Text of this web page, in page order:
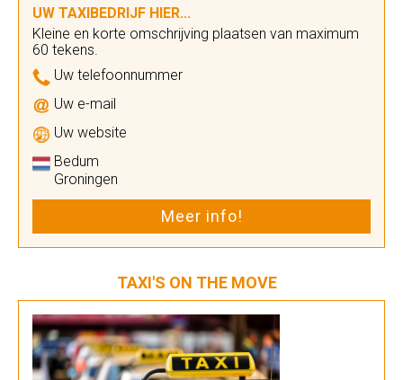
UW TAXIBEDRIJF HIER...
Kleine en korte omschrijving plaatsen van maximum
60 tekens.
Uw telefoonnummer
Uw e-mail
Uw website
Bedum
Groningen
Meer info!
TAXI'S ON THE MOVE